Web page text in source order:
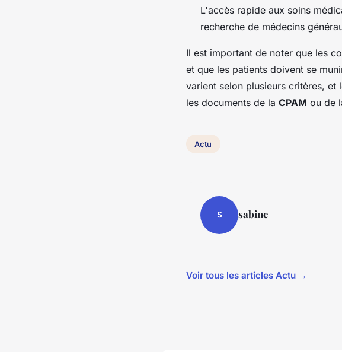
L'accès rapide aux soins
recherche de médecins
Il est important de noter que les
et que les patients doivent se
varient selon plusieurs critères, et
les documents de la CPAM ou de
Actu
S sabine
Voir tous les articles Actu →